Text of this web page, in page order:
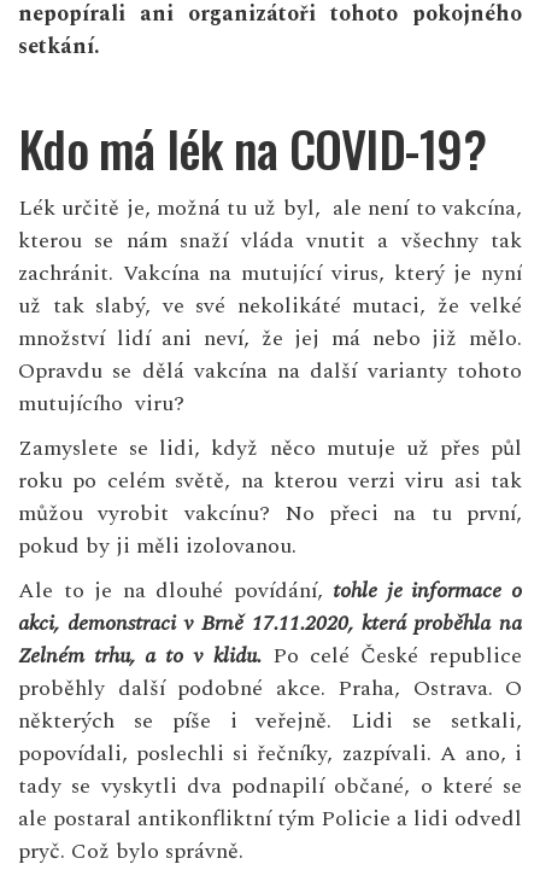
nepopírali ani organizátoři tohoto pokojného
setkání.
Kdo má lék na COVID-19?
Lék určitě je, možná tu už byl, ale není to vakcína,
kterou se nám snaží vláda vnutit a všechny tak
zachránit. Vakcína na mutující virus, který je nyní
už tak slabý, ve své nekolikáté mutaci, že velké
množství lidí ani neví, že jej má nebo již mělo.
Opravdu se dělá vakcína na další varianty tohoto
mutujícího viru?
Zamyslete se lidi, když něco mutuje už přes půl
roku po celém světě, na kterou verzi viru asi tak
můžou vyrobit vakcínu? No přeci na tu první,
pokud by ji měli izolovanou.
Ale to je na dlouhé povídání,tohle je informace o
akci, demonstraci v Brně 17.11.2020, která proběhla na
Zelném trhu, a to v klidu.Po celé České republice
proběhly další podobné akce. Praha, Ostrava. O
některých se píše i veřejně. Lidi se setkali,
popovídali, poslechli si řečníky, zazpívali. A ano, i
tady se vyskytli dva podnapilí občané, o které se
ale postaral antikonfliktní tým Policie a lidi odvedl
pryč. Což bylo správně.